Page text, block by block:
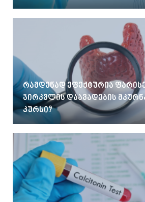
რამდენად ეფექტურია
ჯირკვლის დაავადების
კურსი?